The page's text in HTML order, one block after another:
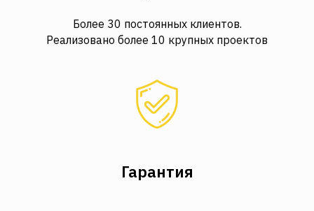
Более 30 постоянных клиентов.
Реализовано более 10 крупных проектов
Гарантия